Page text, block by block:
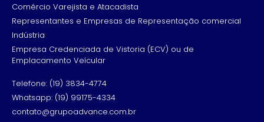
Comércio Varejista e Atacadista
Representantes e Empresas de Representação comercial
Indústria
Empresa Credenciada de Vistoria (ECV) ou de
Emplacamento Veícular
Telefone: (19) 3834-4774
Whatsapp: (19) 99175-4334
contato@grupoadvance.com.br